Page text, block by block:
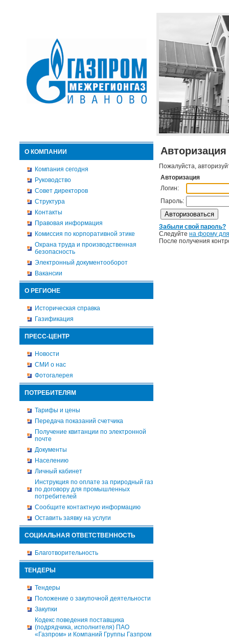
О КОМПАНИИ
Компания сегодня
Руководство
Совет директоров
Структура
Контакты
Правовая информация
Комиссия по корпоративной этике
Охрана труда и производственная
безопасность
Электронный документооборот
Вакансии
О РЕГИОНЕ
Историческая справка
Газификация
ПРЕСС-ЦЕНТР
Новости
СМИ о нас
Фотогалерея
ПОТРЕБИТЕЛЯМ
Тарифы и цены
Передача показаний счетчика
Получение квитанции по электронной
почте
Документы
Населению
Личный кабинет
Инструкция по оплате за природный газ
по договору для промышленных
потребителей
Сообщите контактную информацию
Оставить заявку на услуги
СОЦИАЛЬНАЯ ОТВЕТСТВЕННОСТЬ
Благотворительность
ТЕНДЕРЫ
Тендеры
Положение о закупочной деятельности
Закупки
Кодекс поведения поставщика
(подрядчика, исполнителя) ПАО
«Газпром» и Компаний Группы Газпром
Авторизация
Пожалуйста,
Авторизация
Логин:
Пароль:
Забыли свой пароль?
Следуйте на форму
После получения